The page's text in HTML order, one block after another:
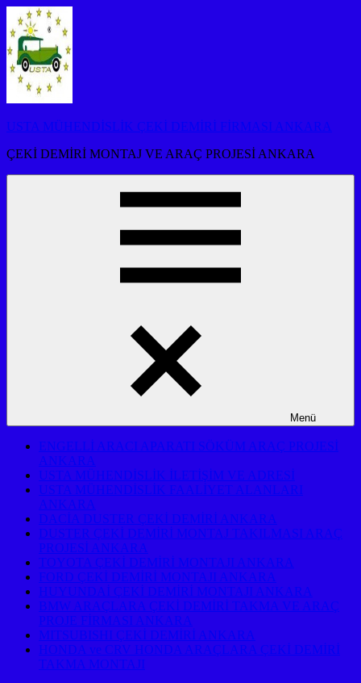
İçeriğe
atla
USTA MÜHENDİSLİK ÇEKİ DEMİRİ FİRMASI ANKARA
ÇEKİ DEMİRİ MONTAJ VE ARAÇ PROJESİ ANKARA
Menü
ENGELLİ ARACI APARATI SÖKÜM ARAÇ PROJESİ
ANKARA
USTA MÜHENDİSLİK İLETİŞİM VE ADRESİ
USTA MÜHENDİSLİK FAALİYET ALANLARI
ANKARA
DACİA DUSTER ÇEKİ DEMİRİ ANKARA
DUSTER ÇEKİ DEMİRİ MONTAJ TAKILMASI ARAÇ
PROJESİ ANKARA
TOYOTA ÇEKİ DEMİRİ MONTAJI ANKARA
FORD ÇEKİ DEMİRİ MONTAJI ANKARA
HUYUNDAİ ÇEKİ DEMİRİ MONTAJI ANKARA
BMW ARAÇLARA ÇEKİ DEMİRİ TAKMA VE ARAÇ
PROJE FİRMASI ANKARA
MITSUBISHI ÇEKİ DEMİRİ ANKARA
HONDA ve CRV HONDA ARAÇLARA ÇEKİ DEMİRİ
TAKMA MONTAJI